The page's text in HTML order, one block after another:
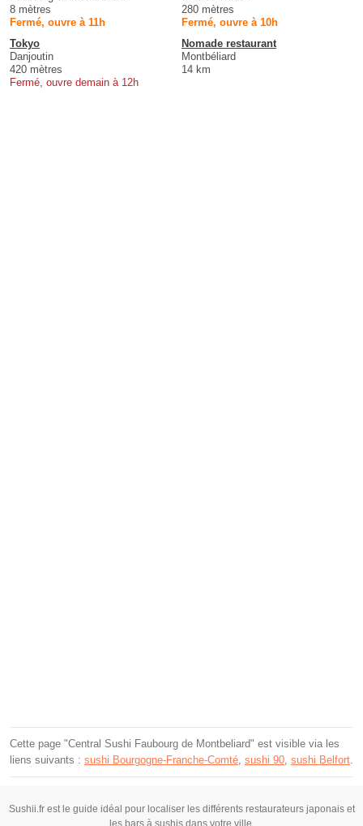
8 mètres
Fermé, ouvre à 11h
280 mètres
Fermé, ouvre à 10h
Tokyo
Danjoutin
420 mètres
Fermé, ouvre demain à 12h
Nomade restaurant
Montbéliard
14 km
Cette page "Central Sushi Faubourg de Montbeliard" est visible via les
liens suivants : sushi Bourgogne-Franche-Comté, sushi 90, sushi Belfort.
Sushii.fr est le guide idéal pour localiser les différents restaurateurs japonais et
les bars à sushis dans votre ville.